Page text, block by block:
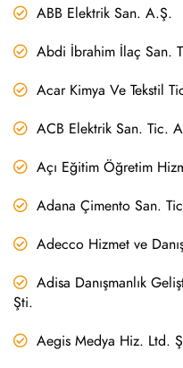
ABB Elektrik San. A.Ş.
Abdi İbrahim İlaç San.
Acar Kimya Ve Tekstil
ACB Elektrik San. Tic.
Açı Eğitim Öğretim
Adana Çimento San.
Adecco Hizmet ve
Adisa Danışmanlık
Şti.
Aegis Medya Hiz. Ltd.